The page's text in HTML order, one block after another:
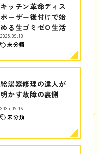
キッチン革命ディス
ポーザー後付けで始
める生ゴミゼロ生活
2025.09.18
未分類
給湯器修理の達人が
明かす故障の裏側
2025.09.16
未分類